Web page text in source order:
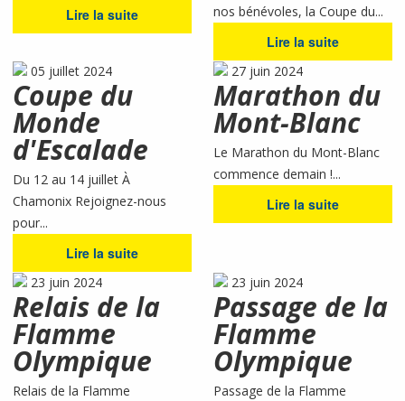
Lire la suite
nos bénévoles, la Coupe du...
Lire la suite
05 juillet 2024
Coupe du
Monde
d'Escalade
Du 12 au 14 juillet À
Chamonix Rejoignez-nous
pour...
Lire la suite
27 juin 2024
Marathon du
Mont-Blanc
Le Marathon du Mont-Blanc
commence demain !...
Lire la suite
23 juin 2024
Relais de la
Flamme
Olympique
Relais de la Flamme
23 juin 2024
Passage de la
Flamme
Olympique
Passage de la Flamme